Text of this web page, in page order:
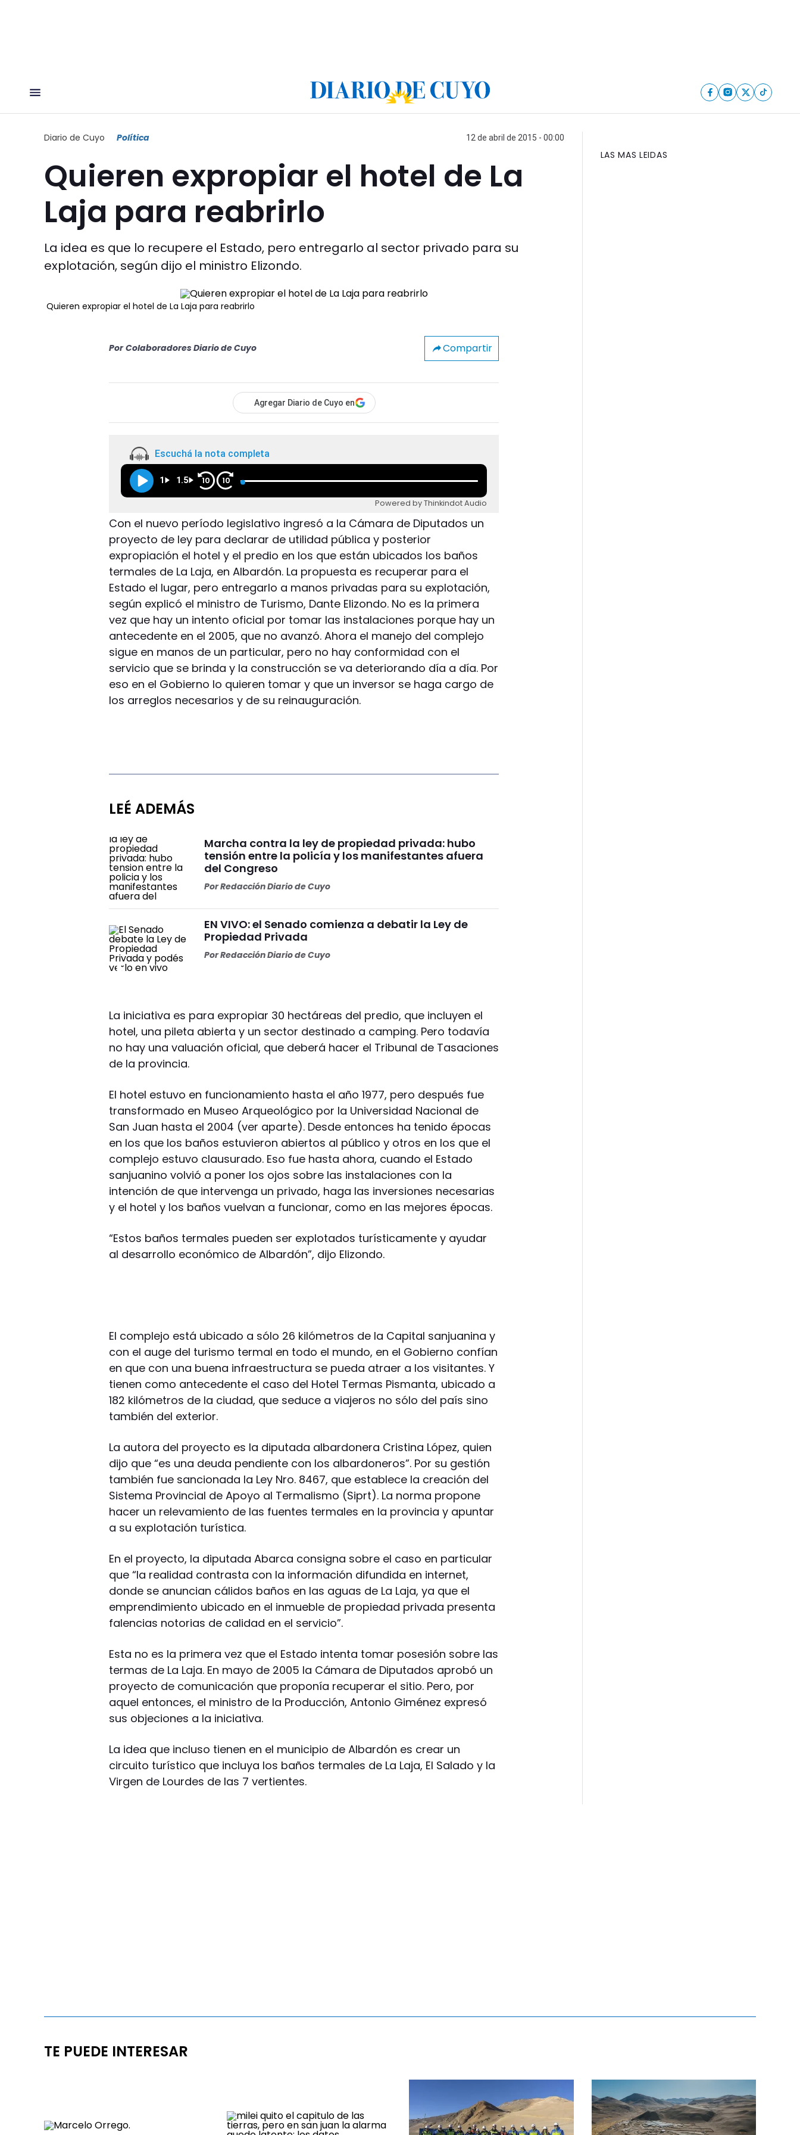
Diario de Cuyo Política 12 de abril de 2015 - 00:00
Quieren expropiar el hotel de La
Laja para reabrirlo
La idea es que lo recupere el Estado, pero entregarlo al sector privado para su
explotación, según dijo el ministro Elizondo.
Quieren expropiar el hotel de La Laja para reabrirlo
Por Colaboradores Diario de Cuyo Compartir
Agregar Diario de Cuyo en
Escuchá la nota completa
1 1.5 10 10
Powered by Thinkindot Audio
Con el nuevo período legislativo ingresó a la Cámara de Diputados un
proyecto de ley para declarar de utilidad pública y posterior
expropiación el hotel y el predio en los que están ubicados los baños
termales de La Laja, en Albardón. La propuesta es recuperar para el
Estado el lugar, pero entregarlo a manos privadas para su explotación,
según explicó el ministro de Turismo, Dante Elizondo. No es la primera
vez que hay un intento oficial por tomar las instalaciones porque hay un
antecedente en el 2005, que no avanzó. Ahora el manejo del complejo
sigue en manos de un particular, pero no hay conformidad con el
servicio que se brinda y la construcción se va deteriorando día a día. Por
eso en el Gobierno lo quieren tomar y que un inversor se haga cargo de
los arreglos necesarios y de su reinauguración.
LEÉ ADEMÁS
Marcha contra la ley de propiedad privada: hubo
tensión entre la policía y los manifestantes afuera
del Congreso
PorRedacción Diario de Cuyo
EN VIVO: el Senado comienza a debatir la Ley de
Propiedad Privada
PorRedacción Diario de Cuyo
La iniciativa es para expropiar 30 hectáreas del predio, que incluyen el
hotel, una pileta abierta y un sector destinado a camping. Pero todavía
no hay una valuación oficial, que deberá hacer el Tribunal de Tasaciones
de la provincia.
El hotel estuvo en funcionamiento hasta el año 1977, pero después fue
transformado en Museo Arqueológico por la Universidad Nacional de
San Juan hasta el 2004 (ver aparte). Desde entonces ha tenido épocas
en los que los baños estuvieron abiertos al público y otros en los que el
complejo estuvo clausurado. Eso fue hasta ahora, cuando el Estado
sanjuanino volvió a poner los ojos sobre las instalaciones con la
intención de que intervenga un privado, haga las inversiones necesarias
y el hotel y los baños vuelvan a funcionar, como en las mejores épocas.
“Estos baños termales pueden ser explotados turísticamente y ayudar
al desarrollo económico de Albardón”, dijo Elizondo.
El complejo está ubicado a sólo 26 kilómetros de la Capital sanjuanina y
con el auge del turismo termal en todo el mundo, en el Gobierno confían
en que con una buena infraestructura se pueda atraer a los visitantes. Y
tienen como antecedente el caso del Hotel Termas Pismanta, ubicado a
182 kilómetros de la ciudad, que seduce a viajeros no sólo del país sino
también del exterior.
La autora del proyecto es la diputada albardonera Cristina López, quien
dijo que “es una deuda pendiente con los albardoneros”. Por su gestión
también fue sancionada la Ley Nro. 8467, que establece la creación del
Sistema Provincial de Apoyo al Termalismo (Siprt). La norma propone
hacer un relevamiento de las fuentes termales en la provincia y apuntar
a su explotación turística.
En el proyecto, la diputada Abarca consigna sobre el caso en particular
que “la realidad contrasta con la información difundida en internet,
donde se anuncian cálidos baños en las aguas de La Laja, ya que el
emprendimiento ubicado en el inmueble de propiedad privada presenta
falencias notorias de calidad en el servicio”.
Esta no es la primera vez que el Estado intenta tomar posesión sobre las
termas de La Laja. En mayo de 2005 la Cámara de Diputados aprobó un
proyecto de comunicación que proponía recuperar el sitio. Pero, por
aquel entonces, el ministro de la Producción, Antonio Giménez expresó
sus objeciones a la iniciativa.
La idea que incluso tienen en el municipio de Albardón es crear un
circuito turístico que incluya los baños termales de La Laja, El Salado y la
Virgen de Lourdes de las 7 vertientes.
LAS MAS LEIDAS
TE PUEDE INTERESAR